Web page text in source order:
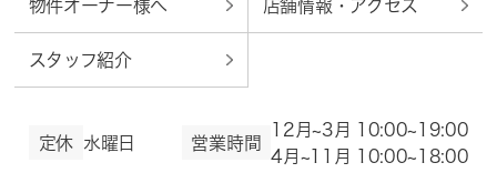
物件オーナー様へ 店舗情報・アクセス
スタッフ紹介
定休 水曜日 営業時間
12月~3月 10:00~19:00
4月~11月 10:00~18:00